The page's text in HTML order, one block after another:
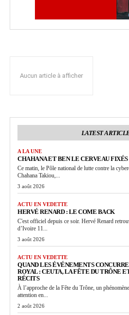
Aucun article à afficher
LATEST
A LA UNE
CHAHANA ET BEN LE CERVEAU FIXÉS
Ce matin, le Pôle national de lutte contre la
Chahana Takiou,...
3 août 2026
ACTU EN VEDETTE
HERVÉ RENARD : LE COME BACK
C'est officiel depuis ce soir. Hervé Renard
d’Ivoire 11...
3 août 2026
ACTU EN VEDETTE
QUAND LES ÉVÉNEMENTS
ROYAL : CEUTA, LA FÊTE DU TRÔNE
RÉCITS
À l’approche de la Fête du Trône, un
attention en...
2 août 2026